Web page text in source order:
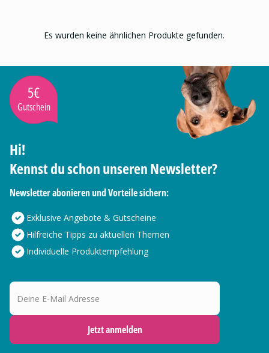
Es wurden keine ähnlichen Produkte gefunden.
5€
Gutschein
Hi!
Kennst du schon unseren Newsletter?
Newsletter abonieren und Vorteile sichern:
Exklusive Angebote & Gutscheine
Hilfreiche Tipps zu aktuellen Themen
Individuelle Produktempfehlung
Deine E-Mail Adresse
Jetzt anmelden